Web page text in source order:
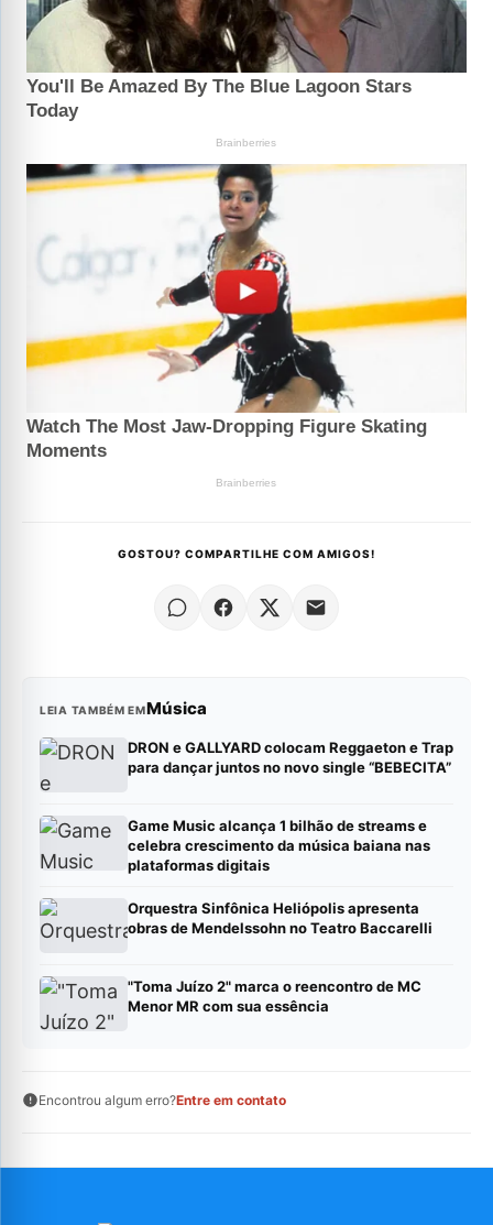
GOSTOU? COMPARTILHE COM AMIGOS!
LEIA TAMBÉM EMMúsica
DRON e GALLYARD colocam Reggaeton e Trap
para dançar juntos no novo single “BEBECITA”
Game Music alcança 1 bilhão de streams e
celebra crescimento da música baiana nas
plataformas digitais
Orquestra Sinfônica Heliópolis apresenta
obras de Mendelssohn no Teatro Baccarelli
"Toma Juízo 2" marca o reencontro de MC
Menor MR com sua essência
Encontrou algum erro?Entre em contato